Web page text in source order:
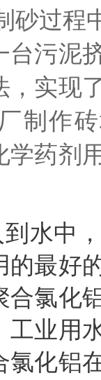
砂过程
台污泥
，实现
制作
学药剂
水中
的最好
合氯化
工业用
氯化铝